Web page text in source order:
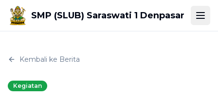
SMP (SLUB) Saraswati 1 Denpasar
Kembali ke Berita
Kegiatan